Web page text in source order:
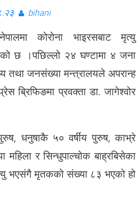
bihani
कोरोना भाइरसबाट मृत्यु
छ ।पछिल्लो २४ घण्टामा ४ जना
तथा जनसंख्या मन्त्रालयले अपरान्ह
ब्रिफिङमा प्रवक्ता डा. जागेश्वोर
धनुषाकै ५० वर्षीय पुरुष, काभ्रे
महिला र सिन्धुपाल्चोक बाह्रबिसेका
भएसंगै मृतकको संख्या ८३ भएको हो